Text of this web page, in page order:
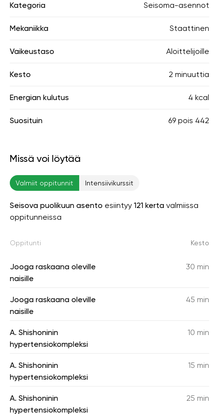
Kategoria Seisoma-asennot
Mekaniikka Staattinen
Vaikeustaso Aloittelijoille
Kesto 2 minuuttia
Energian kulutus 4 kcal
Suosituin 69 pois 442
Missä voi löytää
Valmiit oppitunnit Intensiivikurssit
Seisova puolikuun asento esiintyy 121 kerta valmiissa
oppitunneissa
Oppitunti Kesto
Jooga raskaana oleville
naisille
30 min
Jooga raskaana oleville
naisille
45 min
A. Shishoninin
hypertensiokompleksi
10 min
A. Shishoninin
hypertensiokompleksi
15 min
A. Shishoninin
hypertensiokompleksi
25 min